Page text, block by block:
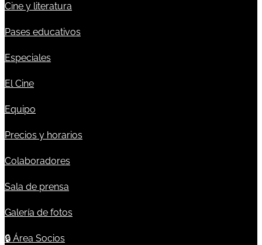
Cine y literatura
Pases educativos
Especiales
El Cine
Equipo
Precios y horarios
Colaboradores
Sala de prensa
Galería de fotos
🔒 Área Socios